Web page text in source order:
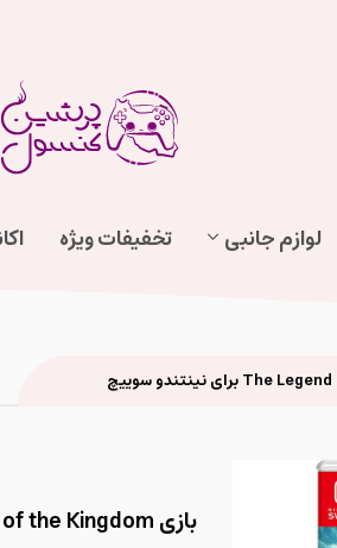
لوازم جانبی تخفیفات ویژه
بازی The Legend of Zelda: Tears of the Kingdom برای نینتندو سوییچ